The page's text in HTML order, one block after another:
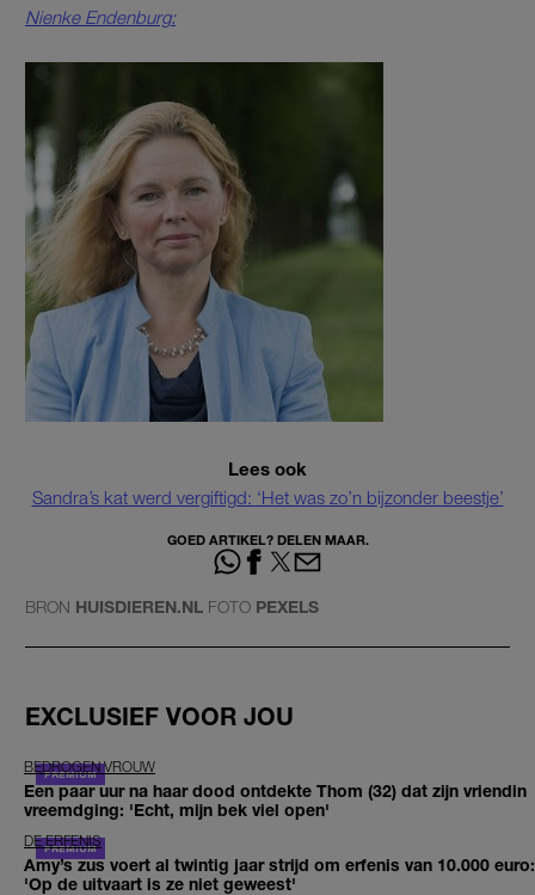
Nienke Endenburg:
Lees ook
Sandra’s kat werd vergiftigd: ‘Het was zo’n bijzonder beestje’
GOED ARTIKEL? DELEN MAAR.
BRON HUISDIEREN.NL FOTO PEXELS
EXCLUSIEF VOOR JOU
BEDROGEN VROUW
Een paar uur na haar dood ontdekte Thom (32) dat zijn vriendin
vreemdging: 'Echt, mijn bek viel open'
DE ERFENIS
Amy’s zus voert al twintig jaar strijd om erfenis van 10.000 euro:
'Op de uitvaart is ze niet geweest'